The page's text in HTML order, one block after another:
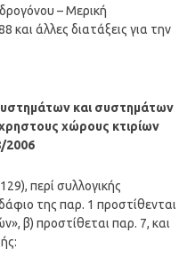
– Μερική
άλλες διατάξεις για την
και συστημάτων
χώρους κτιρίων
2006
περί συλλογικής
της παρ. 1 προστίθενται
β) προστίθεται παρ. 7, και